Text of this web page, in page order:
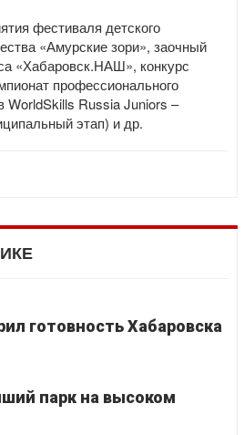
фестиваля детского
«Амурские зори», заочный
«Хабаровск.НАШ», конкурс
профессионального
WorldSkills Russia Juniors –
этап) и др.
готовность Хабаровска
парк на высоком